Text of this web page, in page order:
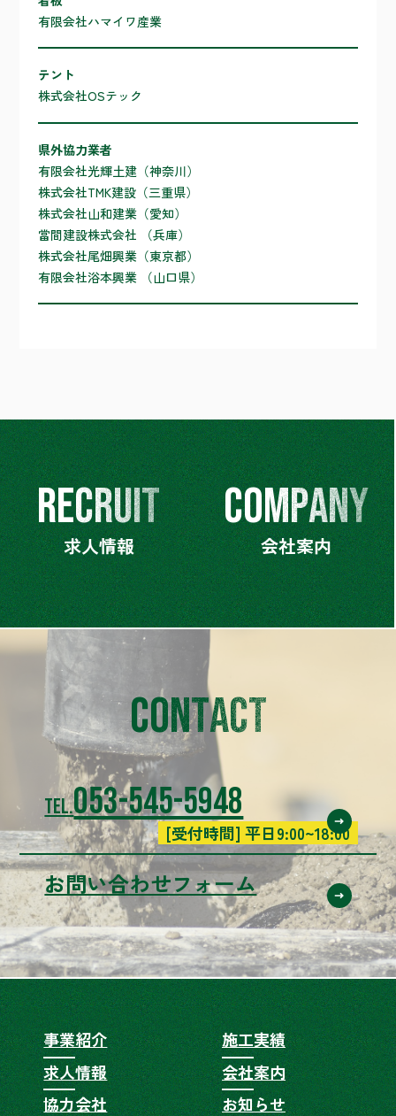
有限会社ハマイワ産業
テント
株式会社OSテック
県外協力業者
有限会社光輝土建（神奈川）
株式会社TMK建設（三重県）
株式会社山和建業（愛知）
當間建設株式会社 （兵庫）
株式会社尾畑興業（東京都）
有限会社浴本興業 （山口県）
RECRUIT
求人情報
COMPANY
会社案内
CONTACT
TEL.053-545-5948
[受付時間] 平日9:00~18:00
お問い合わせフォーム
事業紹介
施工実績
求人情報
会社案内
協力会社
お知らせ